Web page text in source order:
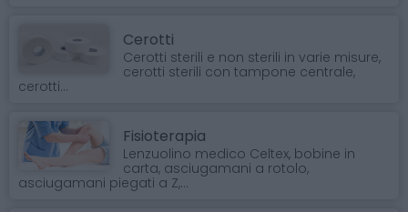
Cerotti
Cerotti sterili e non sterili in varie misure,
cerotti sterili con tampone centrale,
cerotti...
Fisioterapia
Lenzuolino medico Celtex, bobine in
carta, asciugamani a rotolo,
asciugamani piegati a Z,...